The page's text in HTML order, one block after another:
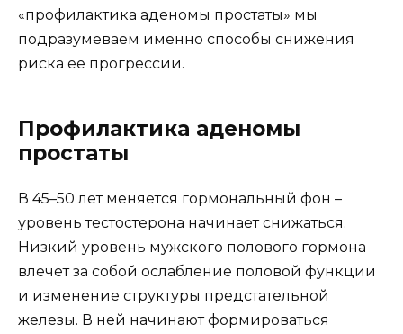
«профилактика аденомы простаты» мы
подразумеваем именно способы снижения
риска ее прогрессии.
Профилактика аденомы
простаты
В 45–50 лет меняется гормональный фон –
уровень тестостерона начинает снижаться.
Низкий уровень мужского полового гормона
влечет за собой ослабление половой функции
и изменение структуры предстательной
железы. В ней начинают формироваться